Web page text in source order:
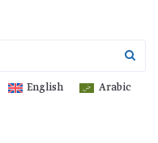
Arabic
English